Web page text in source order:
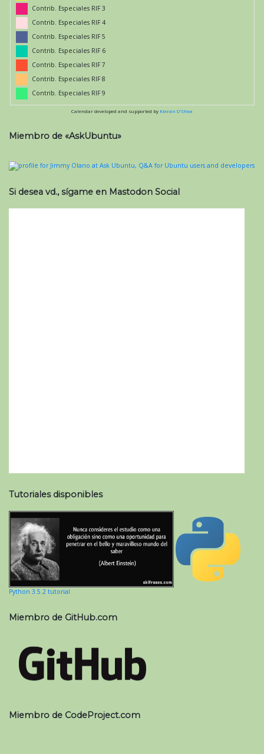
Contrib. Especiales RIF 3
Contrib. Especiales RIF 4
Contrib. Especiales RIF 5
Contrib. Especiales RIF 6
Contrib. Especiales RIF 7
Contrib. Especiales RIF 8
Contrib. Especiales RIF 9
Calendar developed and supported by Kieran O'Shea
Miembro de «AskUbuntu»
Si desea vd., sígame en Mastodon Social
Tutoriales disponibles
Python 3.5.2 tutorial
Miembro de GitHub.com
Miembro de CodeProject.com